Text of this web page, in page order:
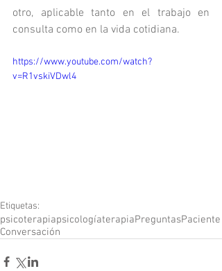
otro, aplicable tanto en el trabajo en
consulta como en la vida cotidiana.
https://www.youtube.com/watch?
v=R1vskiVDwl4
Etiquetas:
psicoterapiapsicologíaterapiaPreguntasPaciente
Conversación